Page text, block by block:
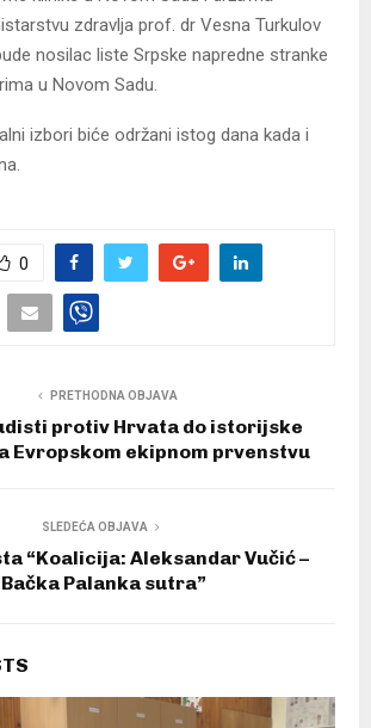
zdravlja prof. dr Vesna Turkulov
nosilac liste Srpske napredne stranke
u Novom Sadu.
izbori biće održani istog dana kada i
0
PRETHODNA OBJAVA
protiv Hrvata do istorijske
Evropskom ekipnom prvenstvu
SLEDEĆA OBJAVA
“Koalicija: Aleksandar Vučić –
Bačka Palanka sutra”